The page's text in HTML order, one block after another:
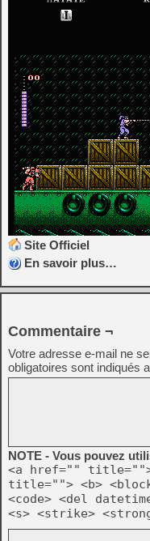
Site Officiel
En savoir plus…
Commentaire ¬
Votre adresse e-mail ne
obligatoires sont indiqués
NOTE - Vous pouvez
<a href=""
title=""> <b>
<code> <del
<s> <strike>